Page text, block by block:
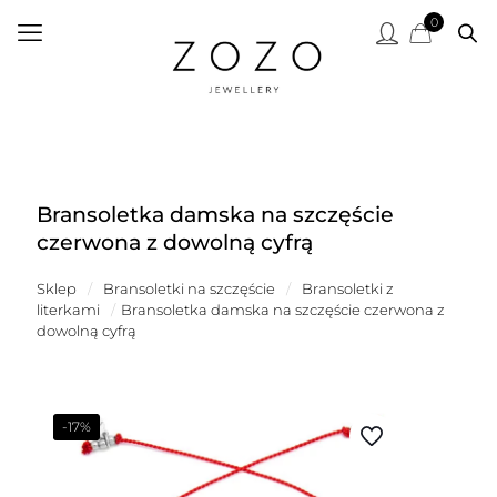
0
Bransoletka damska na szczęście
czerwona z dowolną cyfrą
Sklep / Bransoletki na szczęście /
Bransoletki z
literkami
/ Bransoletka damska na szczęście czerwona z
dowolną cyfrą
-17%